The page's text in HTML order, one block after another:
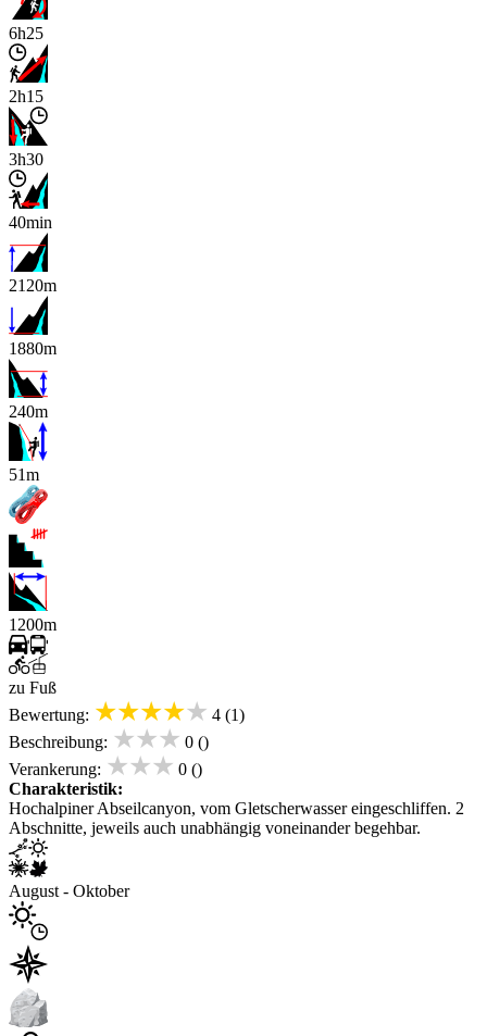
6h25
2h15
3h30
40min
2120m
1880m
240m
x
51m
1200m
zu Fuß
Bewertung: ★★★★★ 4 (1)
Beschreibung: ★★★ 0 ()
Verankerung: ★★★ 0 ()
Charakteristik:
Hochalpiner Abseilcanyon, vom Gletscherwasser eingeschliffen. 2
Abschnitte, jeweils auch unabhängig voneinander begehbar.
August - Oktober